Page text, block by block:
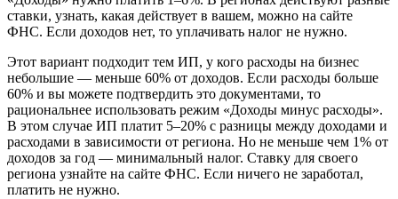
ставки, узнать, какая действует в вашем, можно на сайте
ФНС. Если доходов нет, то уплачивать налог не нужно.
Этот вариант подходит тем ИП, у кого расходы на бизнес
небольшие — меньше 60% от доходов. Если расходы больше
60% и вы можете подтвердить это документами, то
рациональнее использовать режим «Доходы минус расходы».
В этом случае ИП платит 5–20% с разницы между доходами и
расходами в зависимости от региона. Но не меньше чем 1% от
доходов за год — минимальный налог. Ставку для своего
региона узнайте на сайте ФНС. Если ничего не заработал,
платить не нужно.